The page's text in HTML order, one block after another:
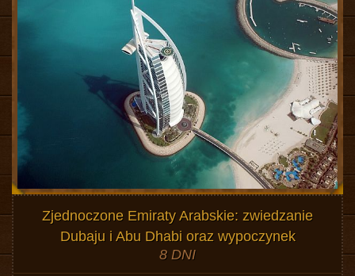
Zjednoczone Emiraty Arabskie: zwiedzanie
Dubaju i Abu Dhabi oraz wypoczynek
8 DNI